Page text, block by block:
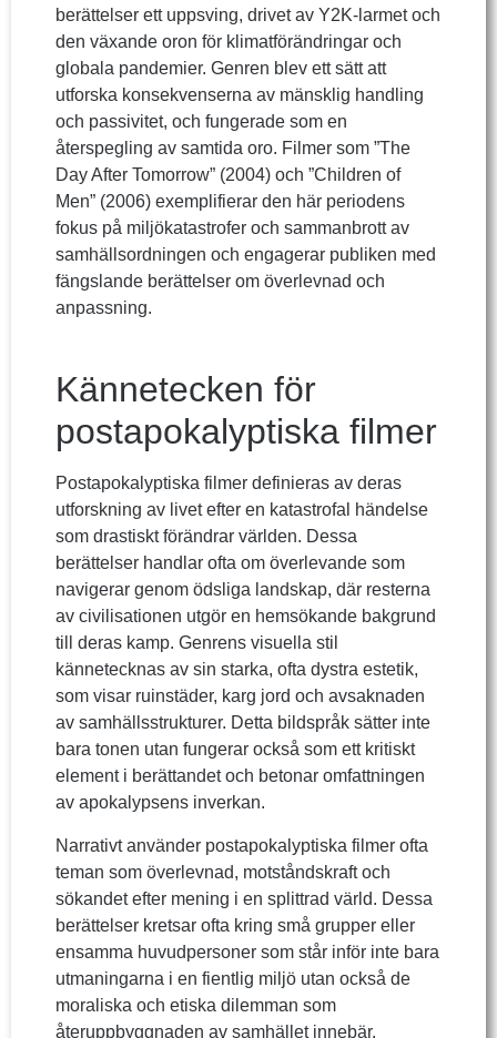
berättelser ett uppsving, drivet av Y2K-larmet och
den växande oron för klimatförändringar och
globala pandemier. Genren blev ett sätt att
utforska konsekvenserna av mänsklig handling
och passivitet, och fungerade som en
återspegling av samtida oro. Filmer som ”The
Day After Tomorrow” (2004) och ”Children of
Men” (2006) exemplifierar den här periodens
fokus på miljökatastrofer och sammanbrott av
samhällsordningen och engagerar publiken med
fängslande berättelser om överlevnad och
anpassning.
Kännetecken för
postapokalyptiska filmer
Postapokalyptiska filmer definieras av deras
utforskning av livet efter en katastrofal händelse
som drastiskt förändrar världen. Dessa
berättelser handlar ofta om överlevande som
navigerar genom ödsliga landskap, där resterna
av civilisationen utgör en hemsökande bakgrund
till deras kamp. Genrens visuella stil
kännetecknas av sin starka, ofta dystra estetik,
som visar ruinstäder, karg jord och avsaknaden
av samhällsstrukturer. Detta bildspråk sätter inte
bara tonen utan fungerar också som ett kritiskt
element i berättandet och betonar omfattningen
av apokalypsens inverkan.
Narrativt använder postapokalyptiska filmer ofta
teman som överlevnad, motståndskraft och
sökandet efter mening i en splittrad värld. Dessa
berättelser kretsar ofta kring små grupper eller
ensamma huvudpersoner som står inför inte bara
utmaningarna i en fientlig miljö utan också de
moraliska och etiska dilemman som
återuppbyggnaden av samhället innebär.